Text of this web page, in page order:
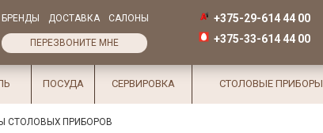
БРЕНДЫ ДОСТАВКА САЛОНЫ
ПЕРЕЗВОНИТЕ МНЕ
+375-29-614 44 00
+375-33-614 44 00
ПОСУДА СЕРВИРОВКА СТОЛОВЫЕ ПРИБОРЫ
СТОЛОВЫХ ПРИБОРОВ